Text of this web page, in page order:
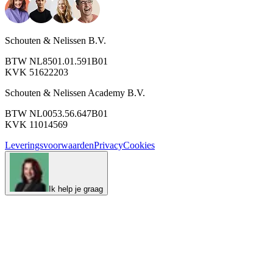
Schouten & Nelissen B.V.
BTW NL8501.01.591B01
KVK 51622203
Schouten & Nelissen Academy B.V.
BTW NL0053.56.647B01
KVK 11014569
LeveringsvoorwaardenPrivacyCookies
Ik help je graag